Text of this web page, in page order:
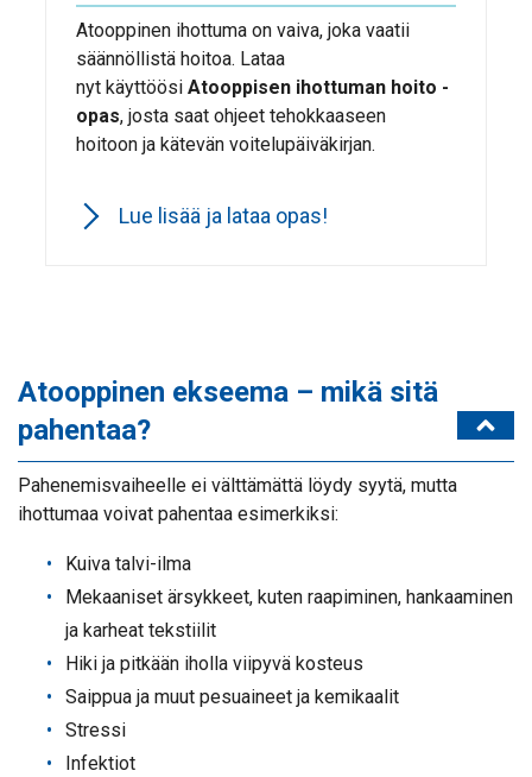
Atooppinen ihottuma on vaiva, joka vaatii
säännöllistä hoitoa. Lataa
nyt käyttöösi Atooppisen ihottuman hoito -
opas, josta saat ohjeet tehokkaaseen
hoitoon ja kätevän voitelupäiväkirjan.
Lue lisää ja lataa opas!
Atooppinen ekseema – mikä sitä
pahentaa?
Pahenemisvaiheelle ei välttämättä löydy syytä, mutta
ihottumaa voivat pahentaa esimerkiksi:
Kuiva talvi-ilma
Mekaaniset ärsykkeet, kuten raapiminen, hankaaminen
ja karheat tekstiilit
Hiki ja pitkään iholla viipyvä kosteus
Saippua ja muut pesuaineet ja kemikaalit
Stressi
Infektiot